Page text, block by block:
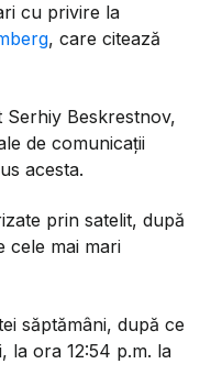
cu privire la
, care citează
Serhiy Beskrestnov,
de comunicații
acesta.
prin satelit, după
cele mai mari
săptămâni, după ce
la ora 12:54 p.m. la